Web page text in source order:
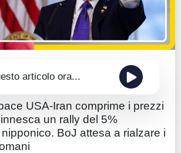
articolo ora...
USA-Iran comprime i prezzi
un rally del 5%
BoJ attesa a rialzare i